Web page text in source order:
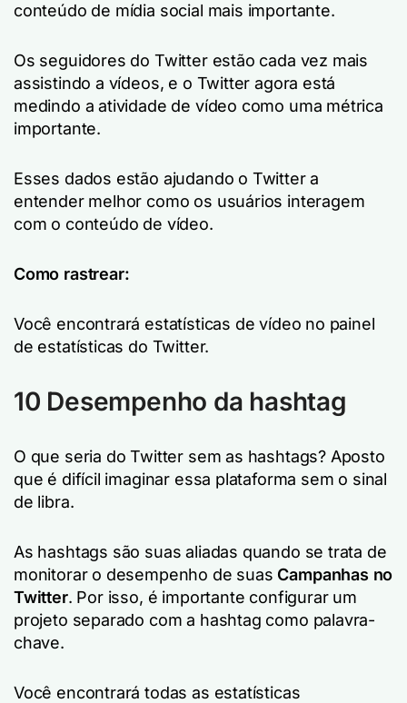
conteúdo de mídia social mais importante.
Os seguidores do Twitter estão cada vez mais
assistindo a vídeos, e o Twitter agora está
medindo a atividade de vídeo como uma métrica
importante.
Esses dados estão ajudando o Twitter a
entender melhor como os usuários interagem
com o conteúdo de vídeo.
Como rastrear:
Você encontrará estatísticas de vídeo no painel
de estatísticas do Twitter.
10 Desempenho da hashtag
O que seria do Twitter sem as hashtags? Aposto
que é difícil imaginar essa plataforma sem o sinal
de libra.
As hashtags são suas aliadas quando se trata de
monitorar o desempenho de suas Campanhas no
Twitter. Por isso, é importante configurar um
projeto separado com a hashtag como palavra-
chave.
Você encontrará todas as estatísticas